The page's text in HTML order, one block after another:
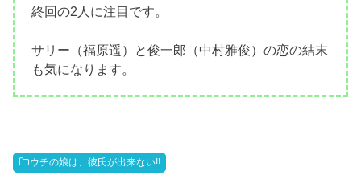
終回の2人に注目です。
サリー（福原遥）と俊一郎（中村雅俊）の恋の結末
も気になります。
ウチの娘は、彼氏が出来ない!!